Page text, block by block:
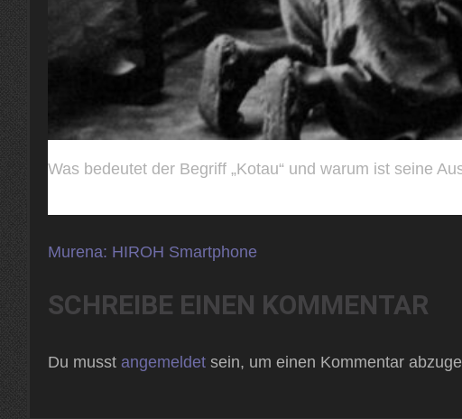
Was bedeutet der Begriff „Kotau“ und warum ist seine
Beitragsnavigation
Murena: HIROH Smartphone
SCHREIBE EINEN KOMMENTAR
Du musst angemeldet sein, um einen Kommentar